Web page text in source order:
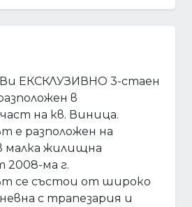
ЕКСКЛУЗИВНО 3-стаен
в
на кв. Виница.
е разположен на
жилищна
2008-ма г.
се състои от широко
с трапезария и